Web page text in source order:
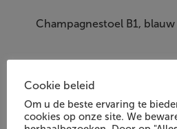
Champagnestoel B1, blauw
Cookie beleid
Om u de beste ervaring te
cookies op onze site. We